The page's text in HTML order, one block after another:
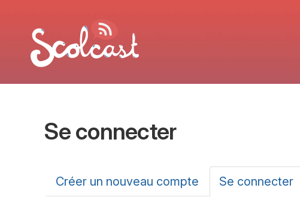
Se connecter
Onglets principaux
Créer un nouveau compte Se connecter